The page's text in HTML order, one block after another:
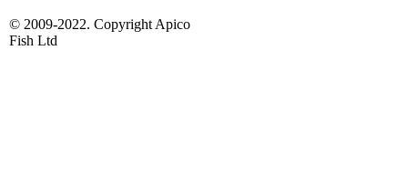
© 2009-2022. Copyright Apico
Fish Ltd